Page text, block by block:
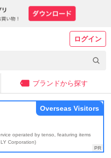
ログイン
ブランドから探す
operated by tenso, featuring items
Corporation)
Overseas Visitors